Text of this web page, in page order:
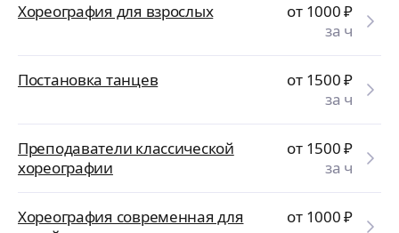
Хореография для взрослых от 1000₽
за ч
Постановка танцев от 1500₽
за ч
Преподаватели классической
хореографии
от 1500₽
за ч
Хореография современная для
от 1000₽